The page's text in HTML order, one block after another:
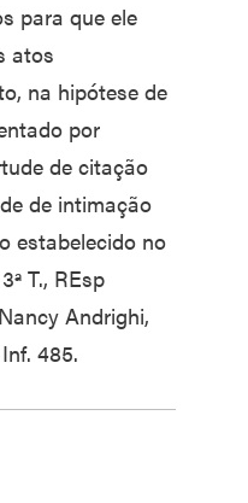
para que ele
atos
na hipótese de
por
de citação
de intimação
estabelecido no
T., REsp
Andrighi,
485.